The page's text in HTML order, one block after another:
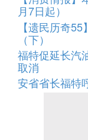
月7日起）
【遗民历奇
（下）
福特促延长汽
取消
安省省长福